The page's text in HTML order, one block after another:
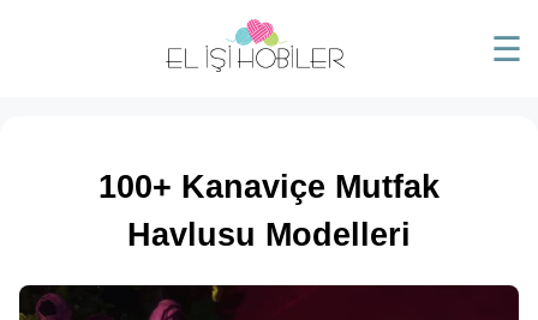
☰
100+ Kanaviçe Mutfak
Havlusu Modelleri